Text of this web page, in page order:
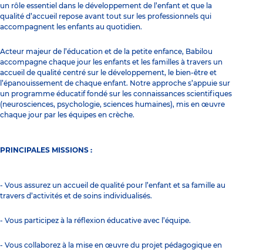
un rôle essentiel dans le développement de l’enfant et que la
qualité d’accueil repose avant tout sur les professionnels qui
accompagnent les enfants au quotidien.
Acteur majeur de l’éducation et de la petite enfance, Babilou
accompagne chaque jour les enfants et les familles à travers un
accueil de qualité centré sur le développement, le bien-être et
l’épanouissement de chaque enfant. Notre approche s’appuie sur
un programme éducatif fondé sur les connaissances scientifiques
(neurosciences, psychologie, sciences humaines), mis en œuvre
chaque jour par les équipes en crèche.
PRINCIPALES MISSIONS :
- Vous assurez un accueil de qualité pour l’enfant et sa famille au
travers d’activités et de soins individualisés.
- Vous participez à la réflexion éducative avec l’équipe.
- Vous collaborez à la mise en œuvre du projet pédagogique en